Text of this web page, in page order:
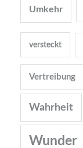
Umkehr
versteckt
Vertreibung
Wahrheit
Wunder